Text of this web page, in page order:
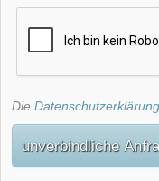
Die Datenschutzerklärung
unverbindliche